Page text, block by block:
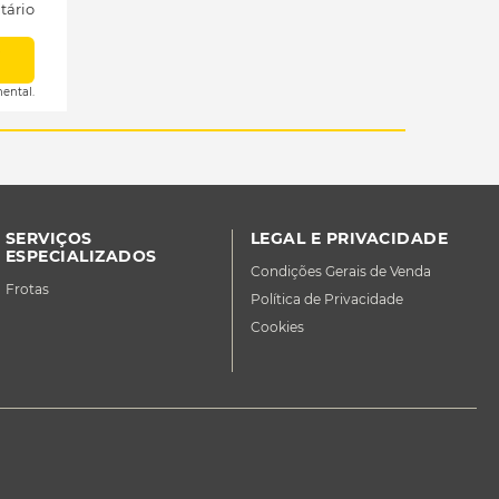
SERVIÇOS
ESPECIALIZADOS
Frotas
LEGAL E PRIVACIDADE
Condições Gerais de Venda
Política de Privacidade
Cookies